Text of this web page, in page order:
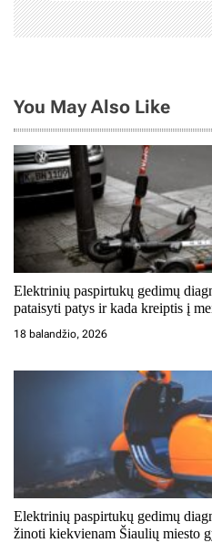
i
t
a
r
p
r
a
š
You May Also Like
Elektrinių paspirtukų gedimų
pataisyti patys ir kada kreiptis į
18 balandžio, 2026
Elektrinių paspirtukų gedimų
žinoti kiekvienam Šiaulių miesto